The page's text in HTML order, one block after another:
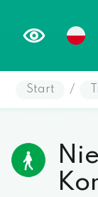
Start /